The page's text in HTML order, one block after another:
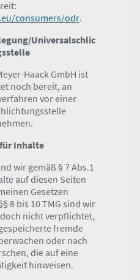
consumers/odr.
Universal­schlic
Haack GmbH ist
noch bereit, an
vor einer
Inhalte
wir gemäß § 7 Abs.1
auf diesen Seiten
Gesetzen
8 bis 10 TMG sind wir
nicht verpflichtet,
fremde
oder nach
die auf eine
hinweisen.